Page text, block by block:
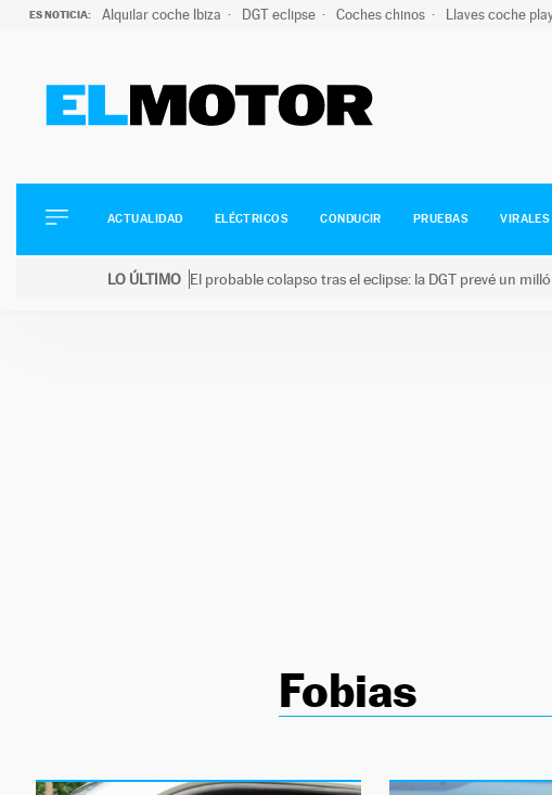
ES NOTICIA: Alquilar coche Ibiza DGT eclipse Coches chinos Llaves coche
ELÉCTRICOS
CONDUCIR
ACTUALIDAD ELÉCTRICOS CONDUCIR PRUEBAS VIRALES
LO ÚLTIMO El probable colapso tras el eclipse: la DGT prevé un
Fobias